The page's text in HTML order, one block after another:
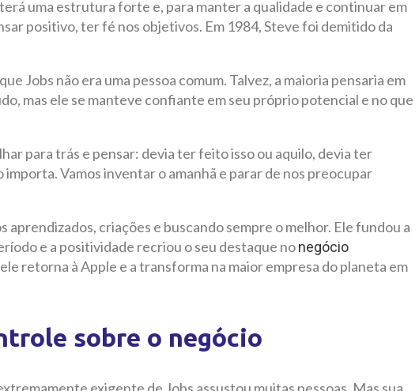
uma estrutura forte e, para manter a qualidade e continuar em
positivo, ter fé nos objetivos. Em 1984, Steve foi demitido da
Jobs não era uma pessoa comum. Talvez, a maioria pensaria em
mas ele se manteve confiante em seu próprio potencial e no que
para trás e pensar: devia ter feito isso ou aquilo, devia ter
importa. Vamos inventar o amanhã e parar de nos preocupar
aprendizados, criações e buscando sempre o melhor. Ele fundou a
e a positividade recriou o seu destaque nonegócio
ele retorna à Apple e a transforma na maior empresa do planeta em
sobre o negócio
exigente de Jobs assustou muitas pessoas. Mas sua